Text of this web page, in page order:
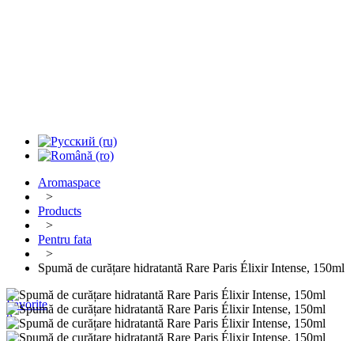
Favorite
0
Aromaspace
>
Products
>
Pentru fata
>
Spumă de curățare hidratantă Rare Paris Élixir Intense, 150ml